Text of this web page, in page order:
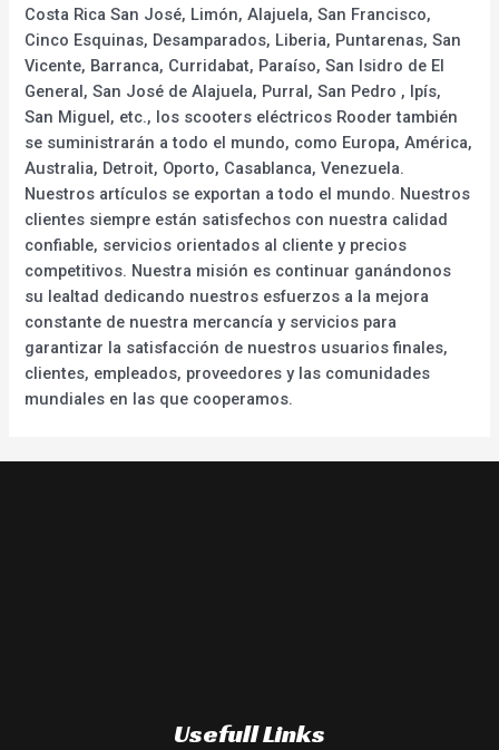
Costa Rica San José, Limón, Alajuela, San Francisco,
Cinco Esquinas, Desamparados, Liberia, Puntarenas, San
Vicente, Barranca, Curridabat, Paraíso, San Isidro de El
General, San José de Alajuela, Purral, San Pedro , Ipís,
San Miguel, etc., los scooters eléctricos Rooder también
se suministrarán a todo el mundo, como Europa, América,
Australia, Detroit, Oporto, Casablanca, Venezuela.
Nuestros artículos se exportan a todo el mundo. Nuestros
clientes siempre están satisfechos con nuestra calidad
confiable, servicios orientados al cliente y precios
competitivos. Nuestra misión es continuar ganándonos
su lealtad dedicando nuestros esfuerzos a la mejora
constante de nuestra mercancía y servicios para
garantizar la satisfacción de nuestros usuarios finales,
clientes, empleados, proveedores y las comunidades
mundiales en las que cooperamos.
Usefull Links